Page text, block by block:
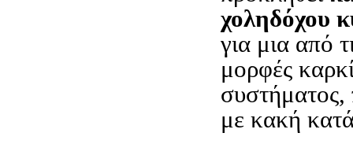
χοληδόχου
για μια από
μορφές
συστήματος,
με κακή